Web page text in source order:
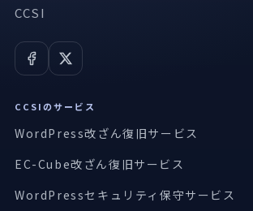
CCSI
CCSIのサービス
WordPress改ざん復旧サービス
EC-Cube改ざん復旧サービス
WordPressセキュリティ保守サービス